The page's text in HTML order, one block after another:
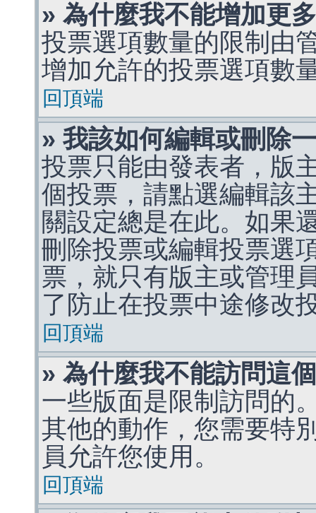
» 為什麼我不能增加更
投票選項數量的限制由
增加允許的投票選項數
回頂端
» 我該如何編輯或刪除
投票只能由發表者，版
個投票，請點選編輯該
關設定總是在此。如果
刪除投票或編輯投票選
票，就只有版主或管理
了防止在投票中途修改
回頂端
» 為什麼我不能訪問這
一些版面是限制訪問的
其他的動作，您需要特
員允許您使用。
回頂端